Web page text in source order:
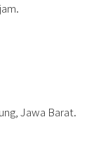
Jawa Barat.